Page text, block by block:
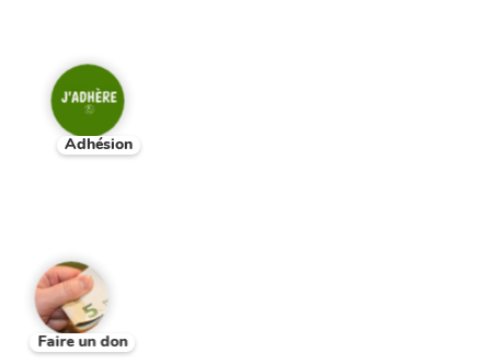
Adhésion
Faire un don